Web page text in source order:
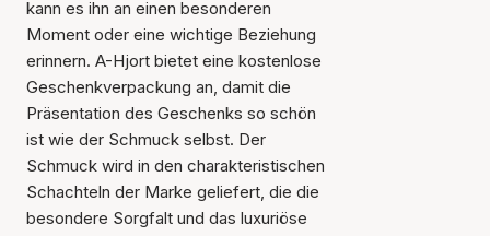
kann es ihn an einen besonderen
Moment oder eine wichtige Beziehung
erinnern. A-Hjort bietet eine kostenlose
Geschenkverpackung an, damit die
Präsentation des Geschenks so schön
ist wie der Schmuck selbst. Der
Schmuck wird in den charakteristischen
Schachteln der Marke geliefert, die die
besondere Sorgfalt und das luxuriöse